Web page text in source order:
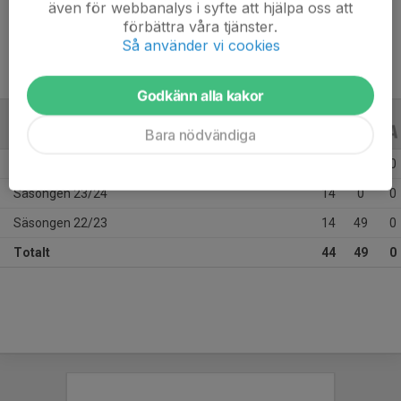
16 år
ALLA ÅR
0
Säsongen 23/24 14 0 0
Säsongen 22/23 14 49 0
Totalt 44 49 0
även för webbanalys i syfte att hjälpa oss att
förbättra våra tjänster.
Så använder vi cookies
Godkänn alla kakor
Bara nödvändiga